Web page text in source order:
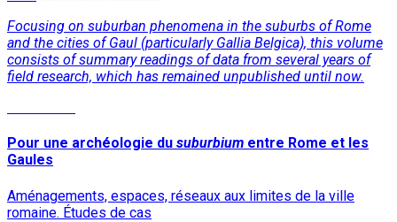
Focusing on suburban phenomena in the suburbs of Rome
and the cities of Gaul (particularly Gallia Belgica), this volume
consists of summary readings of data from several years of
field research, which has remained unpublished until now.
Pour une archéologie du suburbium entre Rome et les
Gaules
Aménagements, espaces, réseaux aux limites de la ville
romaine. Études de cas